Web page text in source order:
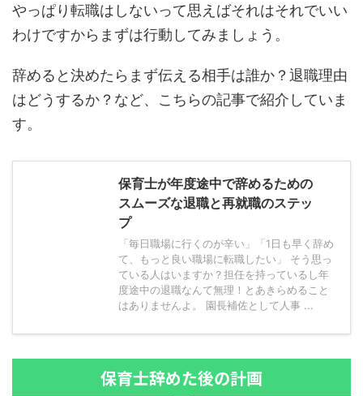
やっぱり転職はしないって思えばそれはそれでいい
わけですからまずは行動してみましょう。
辞めると決めたらまず伝える相手は誰か？退職理由
はどうするか？など、こちらの記事で紹介していま
す。
保育士が年度途中で辞めるための
スムーズな退職と再就職のステッ
プ
「毎日職場に行くのが辛い」「1日も早く辞め
て、もっと良い職場に転職したい」 そう思っ
ている人はいますか？担任を持っているし年
度途中の退職なんて無理！とあきらめること
はありませんよ。 園長補佐として人事 ...
保育士辞めた後の計画